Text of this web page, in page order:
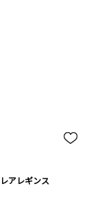
アレギンス